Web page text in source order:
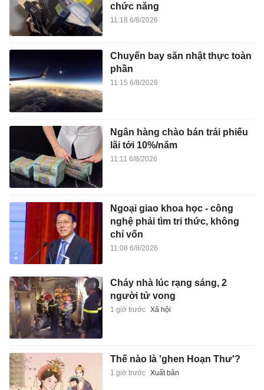
chức năng
11:18 6/8/2026
Chuyến bay săn nhật thực toàn
phần
11:15 6/8/2026
Ngân hàng chào bán trái phiếu
lãi tới 10%/năm
11:11 6/8/2026
Ngoại giao khoa học - công
nghệ phải tìm tri thức, không
chỉ vốn
11:08 6/8/2026
Cháy nhà lúc rạng sáng, 2
người tử vong
1 giờ trước Xã hội
Thế nào là 'ghen Hoạn Thư'?
1 giờ trước Xuất bản